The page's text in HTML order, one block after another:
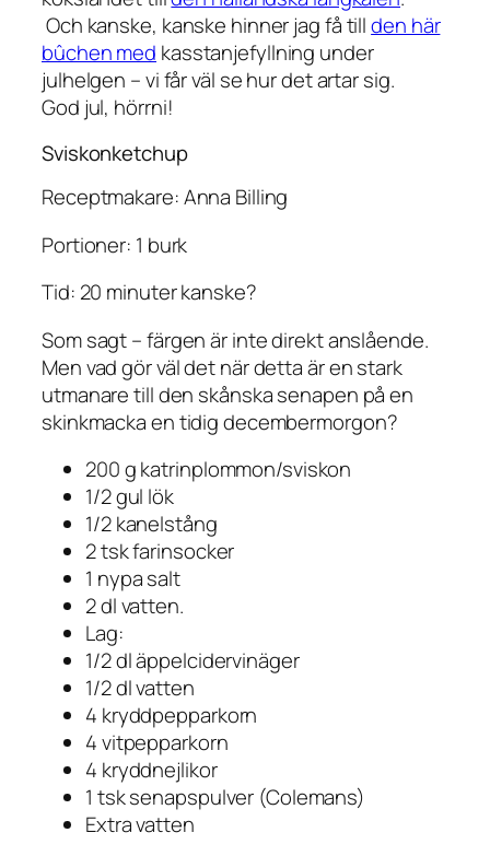
Och kanske, kanske hinner jag få tillden här
bûchen med kasstanjefyllning under
julhelgen – vi får väl se hur det artar sig.
God jul, hörrni!
Sviskonketchup
Receptmakare: Anna Billing
Portioner: 1 burk
Tid: 20 minuter kanske?
Som sagt – färgen är inte direkt anslående.
Men vad gör väl det när detta är en stark
utmanare till den skånska senapen på en
skinkmacka en tidig decembermorgon?
200 g katrinplommon/sviskon
1/2 gul lök
1/2 kanelstång
2 tsk farinsocker
1 nypa salt
2 dl vatten.
Lag:
1/2 dl äppelcidervinäger
1/2 dl vatten
4 kryddpepparkorn
4 vitpepparkorn
4 kryddnejlikor
1 tsk senapspulver (Colemans)
Extra vatten